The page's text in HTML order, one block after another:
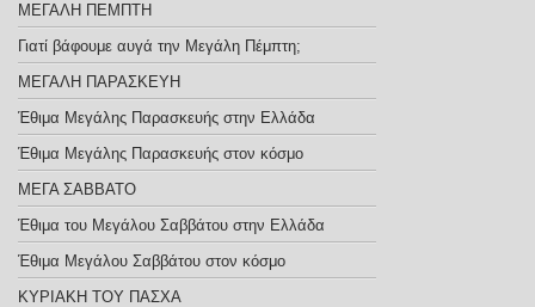
ΜΕΓΑΛΗ ΠΕΜΠΤΗ
Γιατί βάφουμε αυγά την Μεγάλη Πέμπτη;
ΜΕΓΑΛΗ ΠΑΡΑΣΚΕΥΗ
Έθιμα Μεγάλης Παρασκευής στην Ελλάδα
Έθιμα Μεγάλης Παρασκευής στον κόσμο
ΜΕΓΑ ΣΑΒΒΑΤΟ
Έθιμα του Μεγάλου Σαββάτου στην Ελλάδα
Έθιμα Μεγάλου Σαββάτου στον κόσμο
ΚΥΡΙΑΚΗ ΤΟΥ ΠΑΣΧΑ